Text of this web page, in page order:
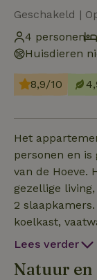
Geschakeld |
4 personen
Huisdieren
8,9/10
Het
personen en is
van de Hoeve.
gezellige
2
koelkast,
en modern
Lees verder
Natuur